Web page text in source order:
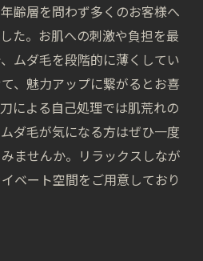
齢層を問わず多くのお客様へ
た。お肌への刺激や負担を最
ムダ毛を段階的に薄くしてい
、魅力アップに繋がるとお喜
による自己処理では肌荒れの
ダ毛が気になる方はぜひ一度
ませんか。リラックスしなが
ベート空間をご用意しており